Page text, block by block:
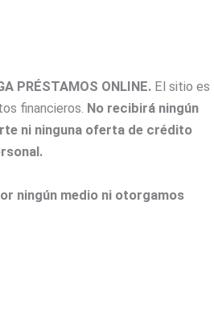
PRÉSTAMOS ONLINE. El sitio es
financieros. No recibirá ningún
ni ninguna oferta de crédito
ningún medio ni otorgamos